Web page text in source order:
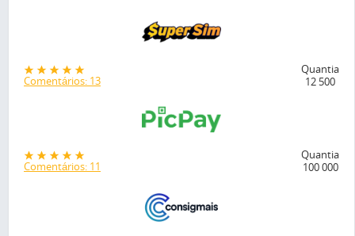
Comentários: 13
Quantia
12 500
Comentários: 11
Quantia
100 000